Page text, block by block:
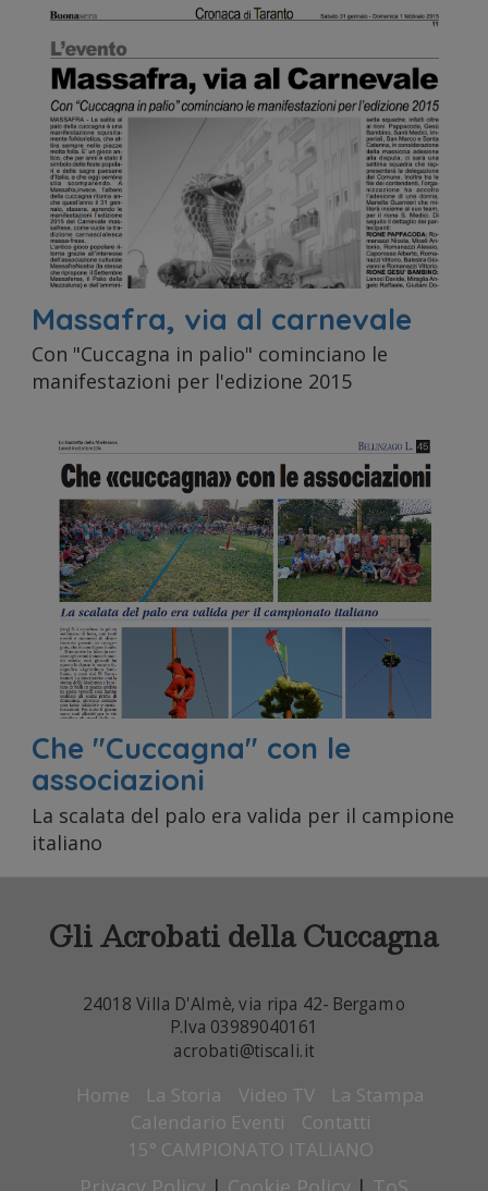
Massafra, via al carnevale
Con "Cuccagna in palio" cominciano le
manifestazioni per l'edizione 2015
Che "Cuccagna" con le
associazioni
La scalata del palo era valida per il campione
italiano
24018 Villa D'Almè, via ripa 42- Bergamo
P.Iva 03989040161
acrobati@tiscali.it
Home La Storia Video TV
La Stampa
Calendario Eventi
Contatti
15° CAMPIONATO ITALIANO
sul tuo
utilizzo
del
nostro
sito
con i
nostri